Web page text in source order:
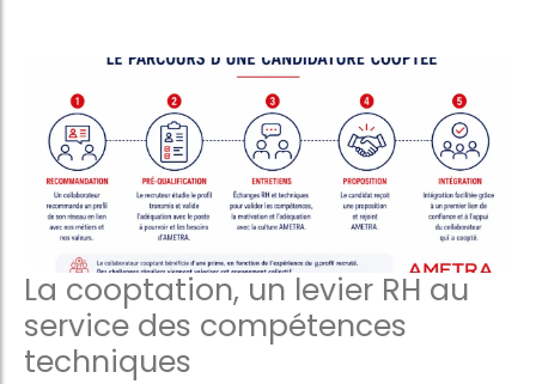
La cooptation, un levier RH au
service des compétences
techniques